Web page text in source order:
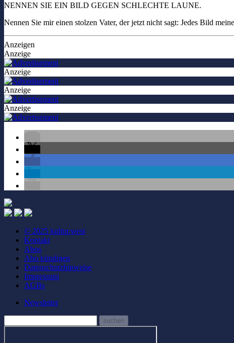
NENNEN SIE EIN BILD GEGEN SCHLECHTE LAUNE.
Nennen Sie mir einen stolzen Vater, der jetzt nicht sagt: Jedes Bild
Anzeigen
Anzeige
Anzeige
Anzeige
Anzeige
© 2025 kultur.west
Kontakt
Abos
Abo kündigen
Datenschutzhinweise
Impressum
AGBs
Newsletter